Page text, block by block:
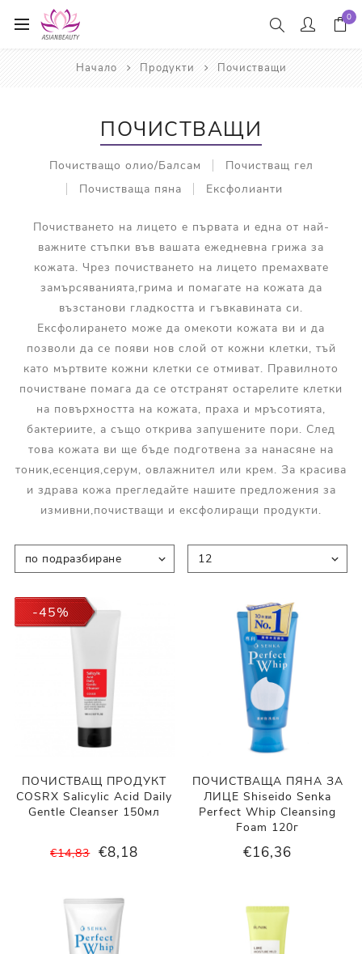
0
Начало Продукти Почистващи
ПОЧИСТВАЩИ
Почистващо олио/Балсам
Почистващ гел
Почистваща пяна
Ексфолианти
Почистването на лицето е първата и една от най-
важните стъпки във вашата ежедневна грижа за
кожата. Чрез почистването на лицето премахвате
замърсяванията,грима и помагате на кожата да
възстанови гладкостта и гъвкавината си.
Ексфолирането може да омекоти кожата ви и да
позволи да се появи нов слой от кожни клетки, тъй
като мъртвите кожни клетки се отмиват. Правилното
почистване помага да се отстранят остарелите клетки
на повърхността на кожата, праха и мръсотията,
бактериите, а също открива запушените пори. След
това кожата ви ще бъде подготвена за нанасяне на
тоник,есенция,серум, овлажнител или крем. За красива
и здрава кожа прегледайте нашите предложения за
измивни,почистващи и ексфолиращи продукти.
-45%
ПОЧИСТВАЩ ПРОДУКТ
COSRX Salicylic Acid Daily
Gentle Cleanser 150мл
€14,83 €8,18
ПОЧИСТВАЩА ПЯНА ЗА
ЛИЦЕ Shiseido Senka
Perfect Whip Cleansing
Foam 120г
€16,36